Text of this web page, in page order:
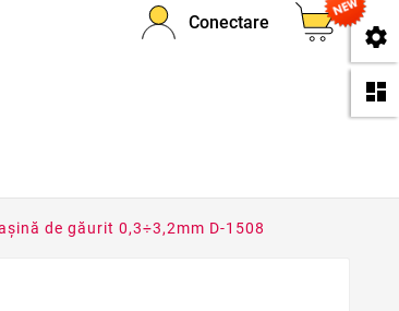
Conectare
0
de găurit 0,3÷3,2mm D-1508